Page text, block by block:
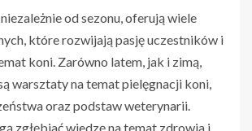
od sezonu, oferują wiele
które rozwijają pasję uczestników i
koni. Zarówno latem, jak i zimą,
warsztaty na temat pielęgnacji koni,
oraz podstaw weterynarii.
zgłębiać wiedzę na temat zdrowia i